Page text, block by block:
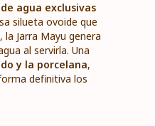
agua exclusivas
silueta ovoide que
, la Jarra Mayu genera
al servirla. Una
y la porcelana,
definitiva los